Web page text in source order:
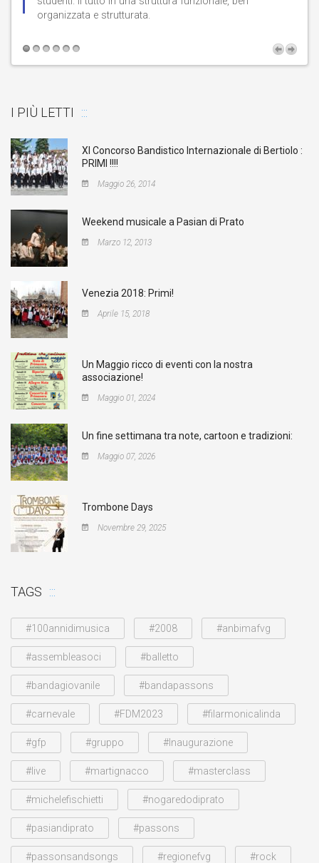
organizzata e strutturata.
I PIÙ LETTI
XI Concorso Bandistico Internazionale di Bertiolo :
PRIMI !!!!
Maggio 26, 2014
Weekend musicale a Pasian di Prato
Marzo 12, 2013
Venezia 2018: Primi!
Aprile 15, 2018
Un Maggio ricco di eventi con la nostra
associazione!
Maggio 01, 2024
Un fine settimana tra note, cartoon e tradizioni:
Maggio 07, 2026
Trombone Days
Novembre 29, 2025
TAGS
#100annidimusica #2008 #anbimafvg
#assembleasoci #balletto
#bandagiovanile #bandapassons
#carnevale #FDM2023 #filarmonicalinda
#gfp #gruppo #Inaugurazione
#live #martignacco #masterclass
#michelefischietti #nogaredodiprato
#pasiandiprato #passons
#passonsandsongs #regionefvg #rock